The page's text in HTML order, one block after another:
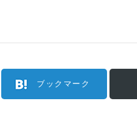
ブックマーク